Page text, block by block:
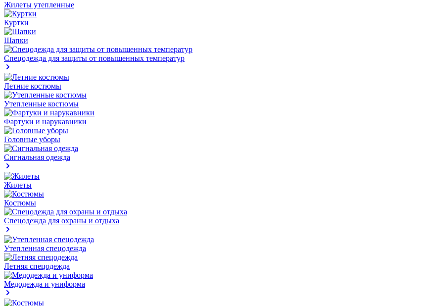
Жилеты утепленные
Куртки
Шапки
Спецодежда для защиты от повышенных температур
Летние костюмы
Утепленные костюмы
Фартуки и нарукавники
Головные уборы
Сигнальная одежда
Жилеты
Костюмы
Спецодежда для охраны и отдыха
Утепленная спецодежда
Летняя спецодежда
Медодежда и униформа